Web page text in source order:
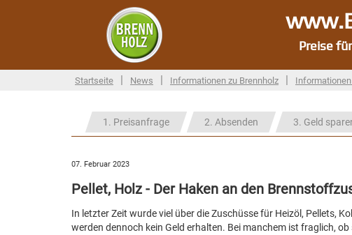
Preise
Startseite | News | Informationen zu Brennholz |
1. Preisanfrage 2. Absenden 3. Geld
07. Februar 2023
Pellet, Holz - Der Haken an den
In letzter Zeit wurde viel über die Zuschüsse für Heizöl, Pellets,
werden dennoch kein Geld erhalten. Bei manchem ist fraglich,